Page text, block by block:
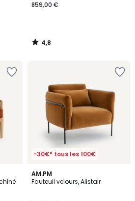
859,00 €
4,8
/
-30€* tous les 100€
AM.PM
Fauteuil velours, Alistair
4,7
/ 5
2
Couleurs